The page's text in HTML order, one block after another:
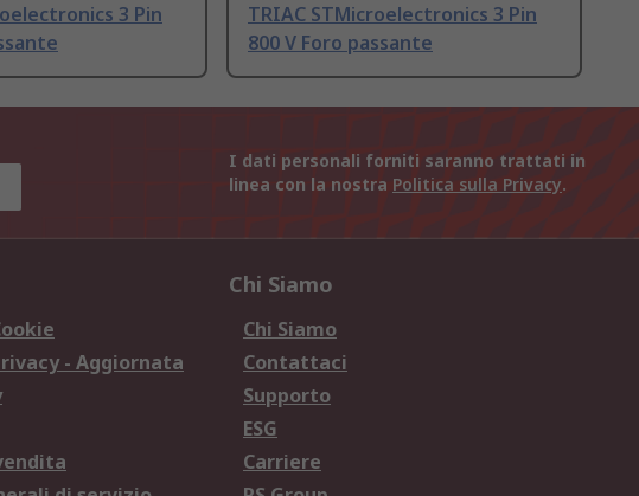
3 Pin
TRIAC STMicroelectronics 3 Pin
800 V Foro passante
I dati personali forniti saranno trattati in
linea con la nostra Politica sulla Privacy.
- Aggiornata
Chi Siamo
Chi Siamo
Contattaci
Supporto
ESG
Carriere